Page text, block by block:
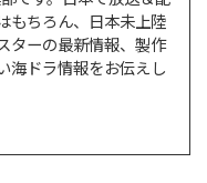
もちろん、日本未上陸
ターの最新情報、製作
海ドラ情報をお伝えし